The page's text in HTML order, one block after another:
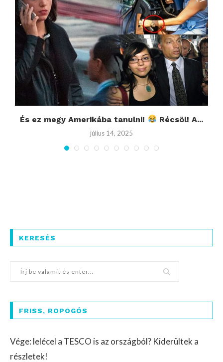
És ez megy Amerikába tanulni! Récsöl! A...
július 14, 2025
KERESÉS
FRISS, ROPOGÓS
Vége: lelécel a TESCO is az országból? Kiderültek a
részletek!